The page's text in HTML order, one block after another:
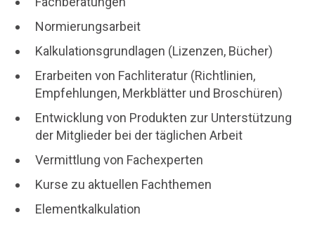
Normierungsarbeit
Kalkulationsgrundlagen (Lizenzen, Bücher)
Erarbeiten von Fachliteratur (Richtlinien,
Empfehlungen, Merkblätter und Broschüren)
Entwicklung von Produkten zur Unterstützung
der Mitglieder bei der täglichen Arbeit
Vermittlung von Fachexperten
Kurse zu aktuellen Fachthemen
Elementkalkulation